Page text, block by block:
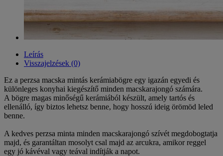
Leírás
Visszajelzések (0)
Ez a perzsa macska mintás kerámiabögre egy igazán egyedi és
különleges konyhai kiegészítő minden macskarajongó számára.
A bögre magas minőségű kerámiából készült, amely tartós és
ellenálló, így biztos lehetsz benne, hogy hosszú ideig örömöd leled
benne.
A kedves perzsa minta minden macskarajongó szívét megdobogtatja
majd, és garantáltan mosolyt csal majd az arcukra, amikor reggel
egy jó kávéval vagy teával indítják a napot.